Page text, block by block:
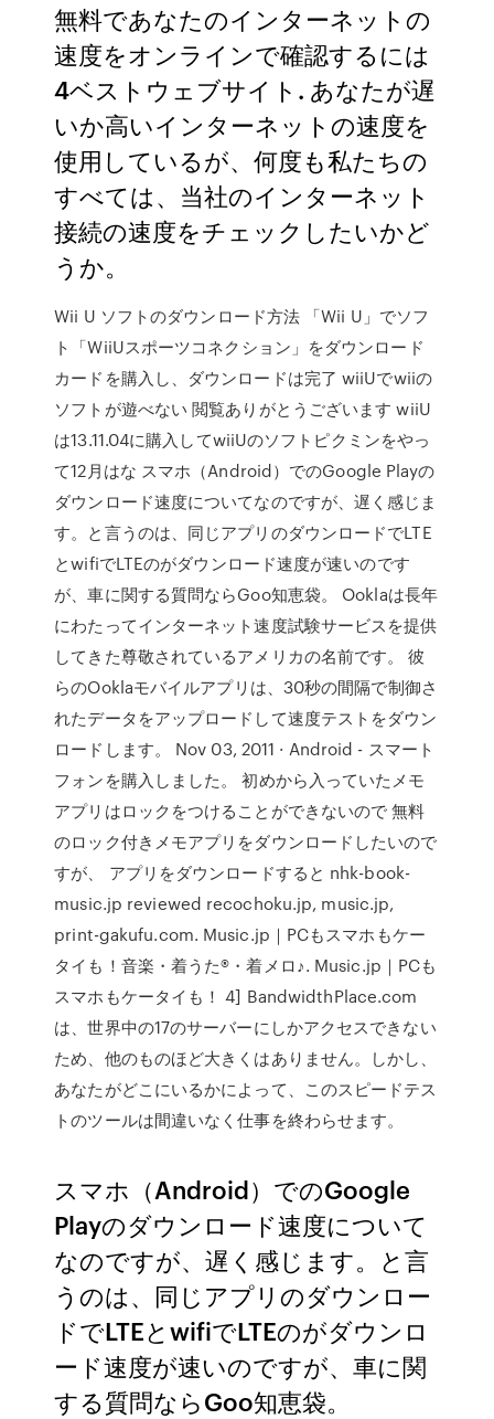
無料であなたのインターネットの
速度をオンラインで確認するには
4ベストウェブサイト. あなたが遅
いか高いインターネットの速度を
使用しているが、何度も私たちの
すべては、当社のインターネット
接続の速度をチェックしたいかど
うか。
Wii U ソフトのダウンロード方法 「Wii U」でソフ
ト「WiiUスポーツコネクション」をダウンロード
カードを購入し、ダウンロードは完了 wiiUでwiiの
ソフトが遊べない 閲覧ありがとうございます wiiU
は13.11.04に購入してwiiUのソフトピクミンをやっ
て12月はな スマホ（Android）でのGoogle Playの
ダウンロード速度についてなのですが、遅く感じま
す。と言うのは、同じアプリのダウンロードでLTE
とwifiでLTEのがダウンロード速度が速いのです
が、車に関する質問ならGoo知恵袋。 Ooklaは長年
にわたってインターネット速度試験サービスを提供
してきた尊敬されているアメリカの名前です。 彼
らのOoklaモバイルアプリは、30秒の間隔で制御さ
れたデータをアップロードして速度テストをダウン
ロードします。 Nov 03, 2011 · Android - スマート
フォンを購入しました。 初めから入っていたメモ
アプリはロックをつけることができないので 無料
のロック付きメモアプリをダウンロードしたいので
すが、 アプリをダウンロードすると nhk-book-
music.jp reviewed recochoku.jp, music.jp,
print-gakufu.com. Music.jp｜PCもスマホもケー
タイも！音楽・着うた®・着メロ♪. Music.jp｜PCも
スマホもケータイも！ 4] BandwidthPlace.com
は、世界中の17のサーバーにしかアクセスできない
ため、他のものほど大きくはありません。しかし、
あなたがどこにいるかによって、このスピードテス
トのツールは間違いなく仕事を終わらせます。
スマホ（Android）でのGoogle
Playのダウンロード速度について
なのですが、遅く感じます。と言
うのは、同じアプリのダウンロー
ドでLTEとwifiでLTEのがダウンロ
ード速度が速いのですが、車に関
する質問ならGoo知恵袋。